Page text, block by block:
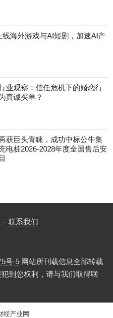
线海外游戏与AI短剧，加速AI产
业观察：信任危机下的婚恋行
真诚买单？
获巨头青睐，成功中标公牛集
电桩2026-2028年度全国售后安
–联系我们
号-5网站所刊载信息全部转载
到您权利，请与我们取得联
经产业网